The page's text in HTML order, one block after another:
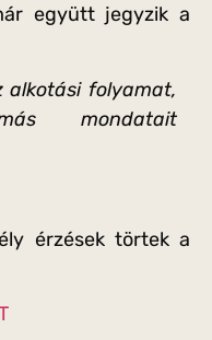
együtt jegyzik a
alkotási folyamat,
mondatait
érzések törtek a